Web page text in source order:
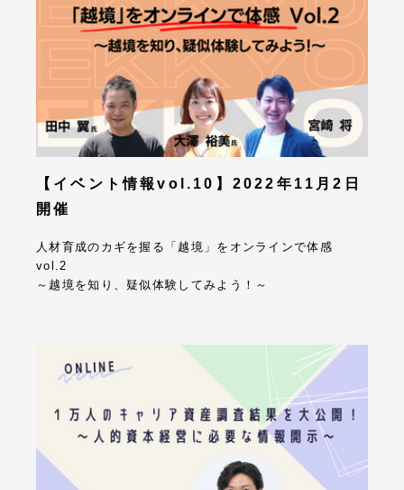
【イベント情報vol.10】2022年11月2日
開催
人材育成のカギを握る「越境」をオンラインで体感
vol.2
～越境を知り、疑似体験してみよう！～